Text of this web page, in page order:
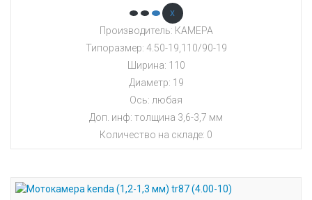
x
Производитель: КАМЕРА
Типоразмер: 4.50-19,110/90-19
Ширина: 110
Диаметр: 19
Ось: любая
Доп. инф: толщина 3,6-3,7 мм
Количество на складе: 0